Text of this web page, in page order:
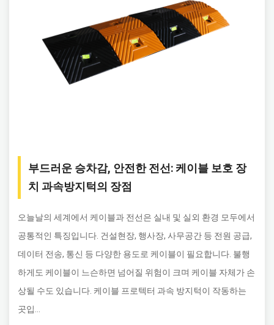
부드러운 승차감, 안전한 전선: 케이블 보호 장
치 과속방지턱의 장점
오늘날의 세계에서 케이블과 전선은 실내 및 실외 환경 모두에서
공통적인 특징입니다. 건설현장, 행사장, 사무공간 등 전원 공급,
데이터 전송, 통신 등 다양한 용도로 케이블이 필요합니다. 불행
하게도 케이블이 느슨하면 넘어질 위험이 크며 케이블 자체가 손
상될 수도 있습니다. 케이블 프로텍터 과속 방지턱이 작동하는
곳입...